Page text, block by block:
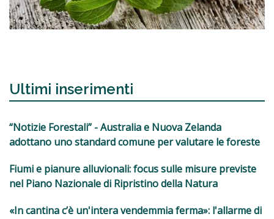
Ultimi inserimenti
“Notizie Forestali” - Australia e Nuova Zelanda
adottano uno standard comune per valutare le foreste
Fiumi e pianure alluvionali: focus sulle misure previste
nel Piano Nazionale di Ripristino della Natura
«In cantina c’è un'intera vendemmia ferma»: l'allarme di